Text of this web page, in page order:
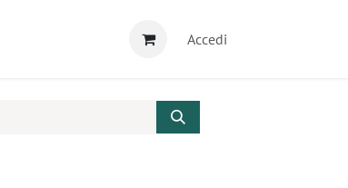
Accedi